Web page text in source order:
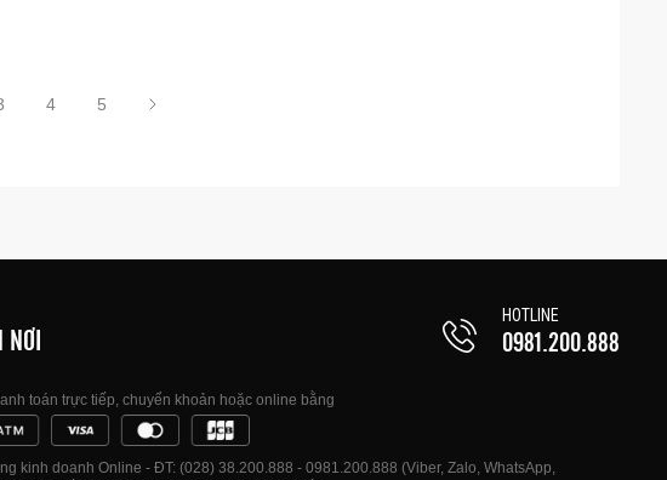
4 5
HOTLINE
0981.200.888
toán trực tiếp, chuyển khoản hoặc online bằng
kinh doanh Online - ĐT: (028) 38.200.888 - 0981.200.888 (Viber, Zalo, WhatsApp,